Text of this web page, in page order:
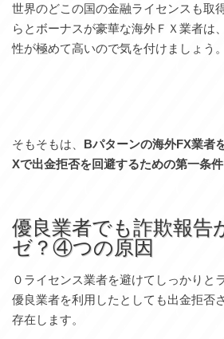
世界のどこの国の金融ライセンスも取
らとボーナスが豪華な海外ＦＸ業者は
性が極めて高いので気を付けましょう。
そもそもは、 Bパターンの海外FX業者
Xで出金拒否を回避するための第一条件
優良業者でも詐欺報告
ゼ？④つの原因
０ライセンス業者を避けてしっかりと
優良業者を利用したとしても出金拒否
存在します。